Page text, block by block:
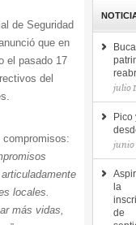
de Seguridad
que en
el pasado 17
del
locales.
más vidas,
julio
Pico
junio
la
de